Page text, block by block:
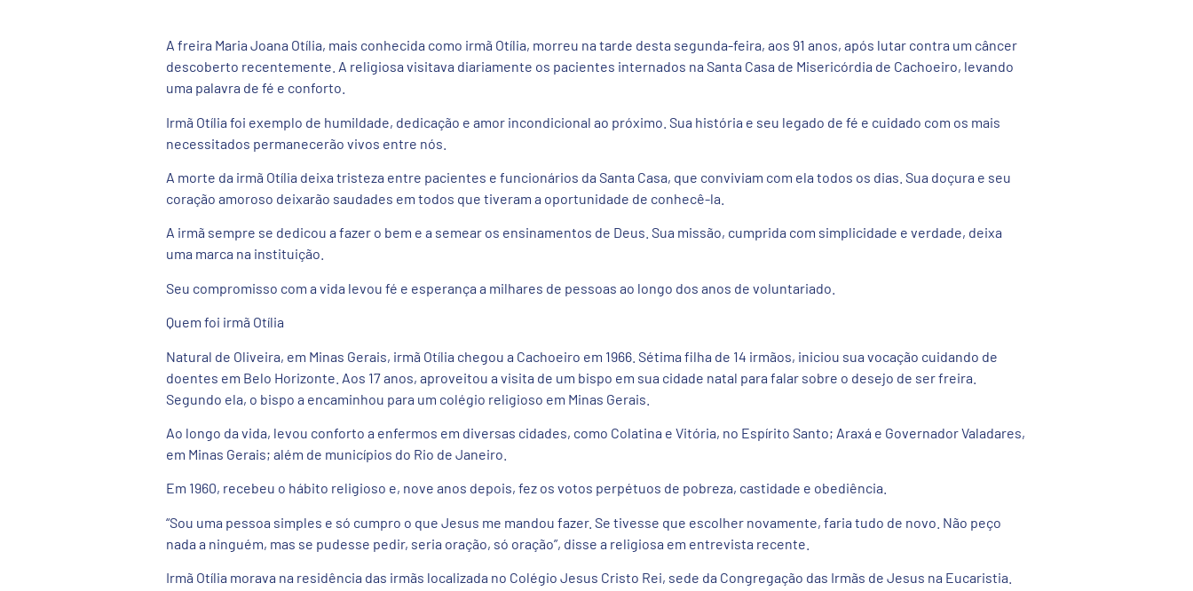
A freira Maria Joana Otília, mais conhecida como irmã Otília, morreu na tarde desta segunda-feira, aos 91 anos, após lutar contra um câncer
descoberto recentemente. A religiosa visitava diariamente os pacientes internados na Santa Casa de Misericórdia de Cachoeiro, levando
uma palavra de fé e conforto.
Irmã Otília foi exemplo de humildade, dedicação e amor incondicional ao próximo. Sua história e seu legado de fé e cuidado com os mais
necessitados permanecerão vivos entre nós.
A morte da irmã Otília deixa tristeza entre pacientes e funcionários da Santa Casa, que conviviam com ela todos os dias. Sua doçura e seu
coração amoroso deixarão saudades em todos que tiveram a oportunidade de conhecê-la.
A irmã sempre se dedicou a fazer o bem e a semear os ensinamentos de Deus. Sua missão, cumprida com simplicidade e verdade, deixa
uma marca na instituição.
Seu compromisso com a vida levou fé e esperança a milhares de pessoas ao longo dos anos de voluntariado.
Quem foi irmã Otília
Natural de Oliveira, em Minas Gerais, irmã Otília chegou a Cachoeiro em 1966. Sétima filha de 14 irmãos, iniciou sua vocação cuidando de
doentes em Belo Horizonte. Aos 17 anos, aproveitou a visita de um bispo em sua cidade natal para falar sobre o desejo de ser freira.
Segundo ela, o bispo a encaminhou para um colégio religioso em Minas Gerais.
Ao longo da vida, levou conforto a enfermos em diversas cidades, como Colatina e Vitória, no Espírito Santo; Araxá e Governador Valadares,
em Minas Gerais; além de municípios do Rio de Janeiro.
Em 1960, recebeu o hábito religioso e, nove anos depois, fez os votos perpétuos de pobreza, castidade e obediência.
“Sou uma pessoa simples e só cumpro o que Jesus me mandou fazer. Se tivesse que escolher novamente, faria tudo de novo. Não peço
nada a ninguém, mas se pudesse pedir, seria oração, só oração”, disse a religiosa em entrevista recente.
Irmã Otília morava na residência das irmãs localizada no Colégio Jesus Cristo Rei, sede da Congregação das Irmãs de Jesus na Eucaristia.